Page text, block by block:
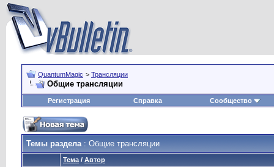
QuantumMagic > Трансляции
Общие трансляции
Регистрация Справка Сообщество
Темы раздела: Общие трансляции
Тема / Автор